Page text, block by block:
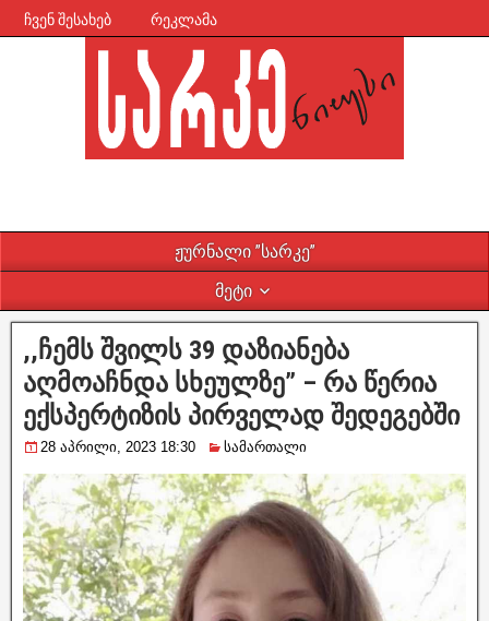
ჩვენ შესახებ რეკლამა
ჟურნალი ”სარკე”
მეტი
,,ჩემს შვილს 39 დაზიანება
აღმოაჩნდა სხეულზე” – რა წერია
ექსპერტიზის პირველად შედეგებში
28 აპრილი, 2023 18:30 სამართალი